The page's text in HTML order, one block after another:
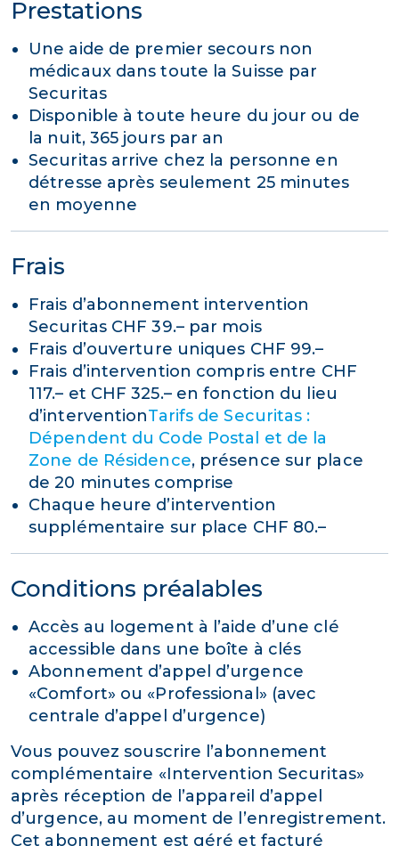
Prestations
Une aide de premier secours non
médicaux dans toute la Suisse par
Securitas
Disponible à toute heure du jour ou de
la nuit, 365 jours par an
Securitas arrive chez la personne en
détresse après seulement 25 minutes
en moyenne
Frais
Frais d’abonnement intervention
Securitas CHF 39.– par mois
Frais d’ouverture uniques CHF 99.–
Frais d’intervention compris entre CHF
117.– et CHF 325.– en fonction du lieu
d’interventionTarifs de Securitas :
Dépendent du Code Postal et de la
Zone de Résidence, présence sur place
de 20 minutes comprise
Chaque heure d’intervention
supplémentaire sur place CHF 80.–
Conditions préalables
Accès au logement à l’aide d’une clé
accessible dans une boîte à clés
Abonnement d’appel d’urgence
«Comfort» ou «Professional» (avec
centrale d’appel d’urgence)
Vous pouvez souscrire l’abonnement
complémentaire «Intervention Securitas»
après réception de l’appareil d’appel
d’urgence, au moment de l’enregistrement.
Cet abonnement est géré et facturé